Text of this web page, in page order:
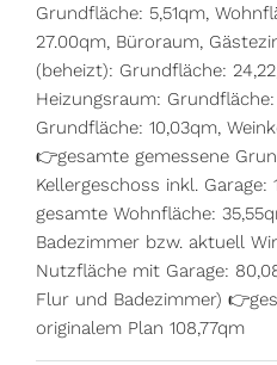
Grundfläche: 5,51qm,
27.00qm, Büroraum,
(beheizt): Grundfläche:
Heizungsraum:
Grundfläche: 10,03qm,
👉gesamte gemessene
Kellergeschoss inkl. Garage:
gesamte Wohnfläche:
Badezimmer bzw. aktuell
Nutzfläche mit Garage:
Flur und Badezimmer)
originalem Plan 108,77qm